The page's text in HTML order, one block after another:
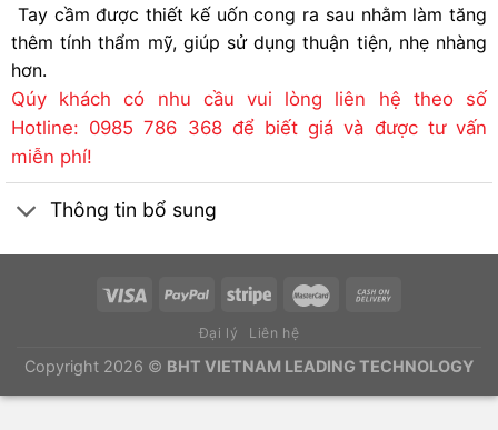
Tay cầm được thiết kế uốn cong ra sau nhằm làm tăng
thêm tính thẩm mỹ, giúp sử dụng thuận tiện, nhẹ nhàng
hơn.
Qúy khách có nhu cầu vui lòng liên hệ theo số
Hotline: 0985 786 368 để biết giá và được tư vấn
miễn phí!
Thông tin bổ sung
Đại lý Liên hệ
Copyright 2026 © BHT VIETNAM LEADING TECHNOLOGY